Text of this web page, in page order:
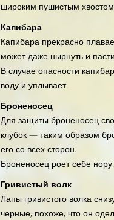
широким пушистым
Капибара
Капибара прекрасно
может даже нырнуть и
В случае опасности
воду и уплывает.
Броненосец
Для защиты броненосец
клубок — таким образом
его со всех сторон.
Броненосец роет себе нору.
Гривистый волк
Лапы гривистого волка
черные, похоже, что он